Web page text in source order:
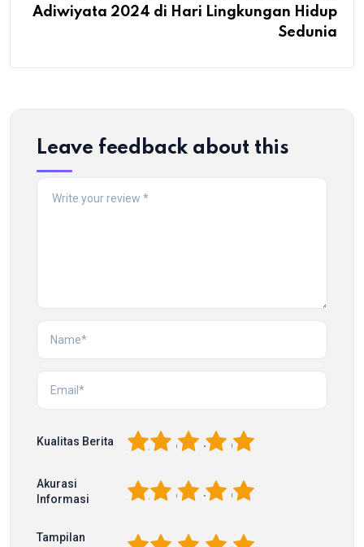
Adiwiyata 2024 di Hari Lingkungan Hidup
Sedunia
Leave feedback about this
Kualitas Berita 5
4
3
2
Akurasi
Informasi
5
4
3
2
Tampilan